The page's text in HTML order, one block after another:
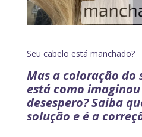
Seu cabelo está manchado?
Mas a coloração do
está como
desespero? Saiba
solução e é a